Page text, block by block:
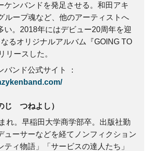
ケンバンドを発足させる。和田アキ
ループ魂など、他のアーティストへ
い。2018年にはデビュー20周年を迎
るオリジナルアルバム『GOING TO
リースした。
バンド公式サイト
じ つねよし）
れ。早稲田大学商学部卒。出版社勤
ューサーなどを経てノンフィクション
ティ物語」「サービスの達人たち」